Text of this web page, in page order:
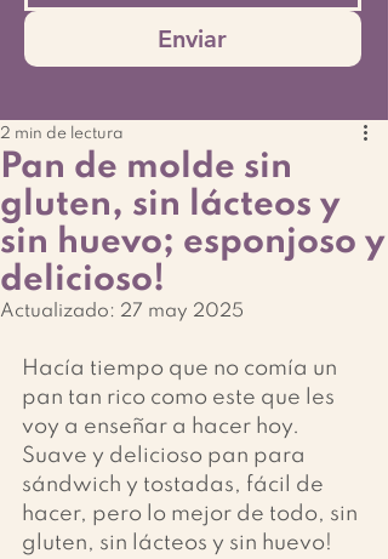
Enviar
Pan de molde sin
gluten, sin lácteos y
sin huevo; esponjoso y
delicioso!
2 min de lectura
Actualizado: 27 may 2025
Hacía tiempo que no comía un
pan tan rico como este que les
voy a enseñar a hacer hoy.
Suave y delicioso pan para
sándwich y tostadas, fácil de
hacer, pero lo mejor de todo, sin
gluten, sin lácteos y sin huevo!